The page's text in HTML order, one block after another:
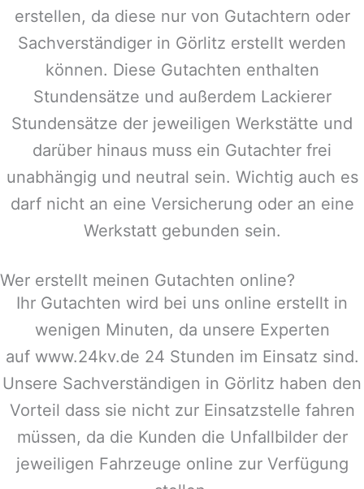
erstellen, da diese nur von Gutachtern oder
Sachverständiger in Görlitz erstellt werden
können. Diese Gutachten enthalten
Stundensätze und außerdem Lackierer
Stundensätze der jeweiligen Werkstätte und
darüber hinaus muss ein Gutachter frei
unabhängig und neutral sein. Wichtig auch es
darf nicht an eine Versicherung oder an eine
Werkstatt gebunden sein.
Wer erstellt meinen Gutachten online?
Ihr Gutachten wird bei uns online erstellt in
wenigen Minuten, da unsere Experten
auf www.24kv.de 24 Stunden im Einsatz sind.
Unsere Sachverständigen in Görlitz haben den
Vorteil dass sie nicht zur Einsatzstelle fahren
müssen, da die Kunden die Unfallbilder der
jeweiligen Fahrzeuge online zur Verfügung